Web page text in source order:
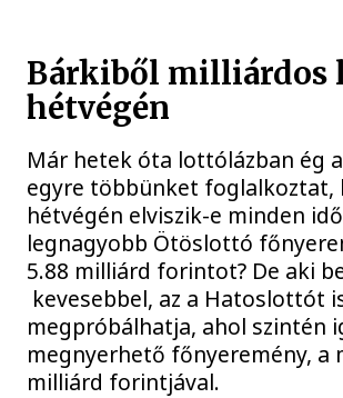
Bárkiből milliárdos
hétvégén
Már hetek óta lottólázban ég
egyre többünket foglalkoztat,
hétvégén elviszik-e minden
legnagyobb Ötöslottó
5.88 milliárd forintot? De aki
kevesebbel, az a Hatoslottót
megpróbálhatja, ahol szintén
megnyerhető főnyeremény, a
milliárd forintjával.